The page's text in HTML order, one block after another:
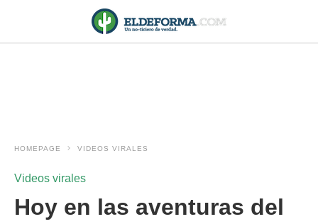
HOMEPAGE VIDEOS VIRALES
Videos virales
Hoy en las aventuras del